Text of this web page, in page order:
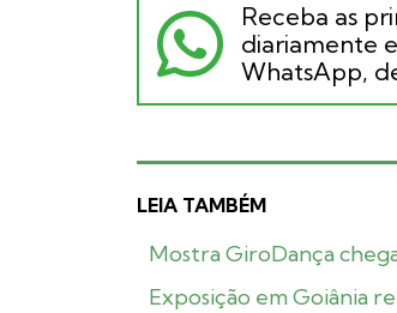
Receba as
diariamente
WhatsApp,
LEIA TAMBÉM
Mostra GiroDança
Exposição em Goiânia